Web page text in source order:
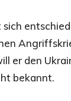
er den
bekannt.